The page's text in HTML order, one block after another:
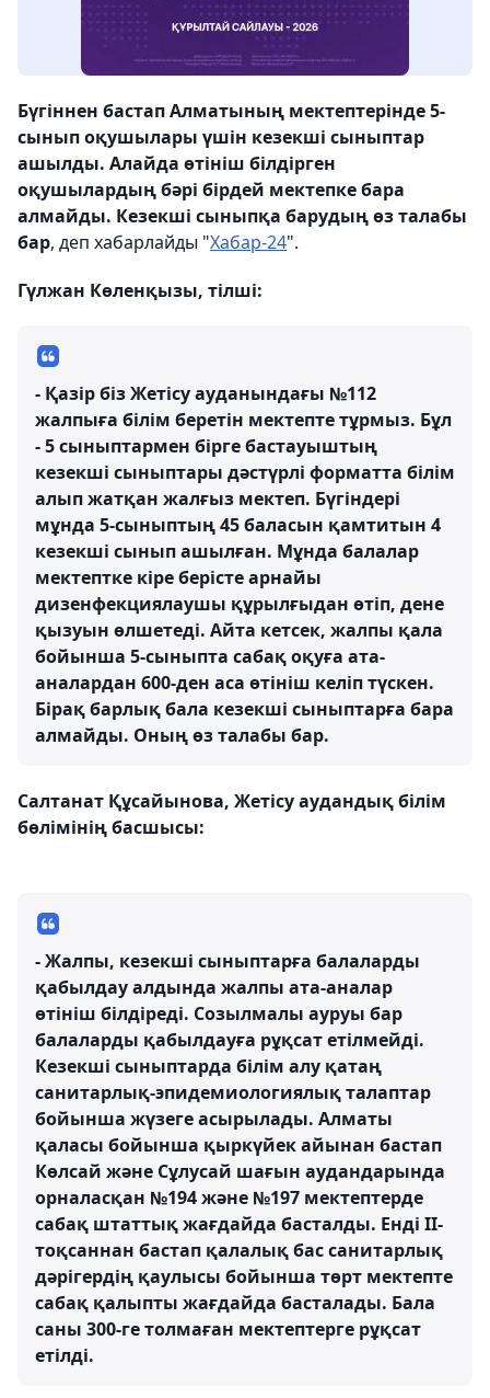
Бүгіннен бастап Алматының мектептерінде 5-
сынып оқушылары үшін кезекші сыныптар
ашылды. Алайда өтініш білдірген
оқушылардың бәрі бірдей мектепке бара
алмайды. Кезекші сыныпқа барудың өз талабы
бар, деп хабарлайды "Хабар-24".
Гүлжан Көленқызы, тілші:
- Қазір біз Жетісу ауданындағы №112
жалпыға білім беретін мектепте тұрмыз. Бұл
- 5 сыныптармен бірге бастауыштың
кезекші сыныптары дәстүрлі форматта білім
алып жатқан жалғыз мектеп. Бүгіндері
мұнда 5-сыныптың 45 баласын қамтитын 4
кезекші сынып ашылған. Мұнда балалар
мектептке кіре берісте арнайы
дизенфекциялаушы құрылғыдан өтіп, дене
қызуын өлшетеді. Айта кетсек, жалпы қала
бойынша 5-сыныпта сабақ оқуға ата-
аналардан 600-ден аса өтініш келіп түскен.
Бірақ барлық бала кезекші сыныптарға бара
алмайды. Оның өз талабы бар.
Салтанат Құсайынова, Жетісу аудандық білім
бөлімінің басшысы:
- Жалпы, кезекші сыныптарға балаларды
қабылдау алдында жалпы ата-аналар
өтініш білдіреді. Созылмалы ауруы бар
балаларды қабылдауға рұқсат етілмейді.
Кезекші сыныптарда білім алу қатаң
санитарлық-эпидемиологиялық талаптар
бойынша жүзеге асырылады. Алматы
қаласы бойынша қыркүйек айынан бастап
Көлсай және Сұлусай шағын аудандарында
орналасқан №194 және №197 мектептерде
сабақ штаттық жағдайда басталды. Енді ІІ-
тоқсаннан бастап қалалық бас санитарлық
дәрігердің қаулысы бойынша төрт мектепте
сабақ қалыпты жағдайда басталады. Бала
саны 300-ге толмаған мектептерге рұқсат
етілді.